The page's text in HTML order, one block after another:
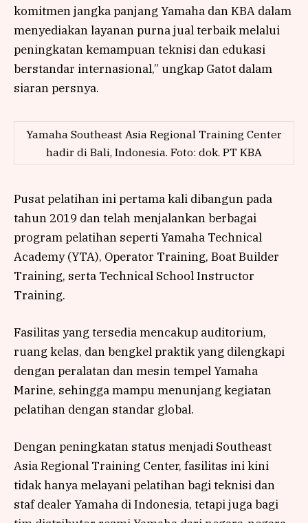
komitmen jangka panjang Yamaha dan KBA dalam
menyediakan layanan purna jual terbaik melalui
peningkatan kemampuan teknisi dan edukasi
berstandar internasional,” ungkap Gatot dalam
siaran persnya.
Yamaha Southeast Asia Regional Training Center
hadir di Bali, Indonesia. Foto: dok. PT KBA
Pusat pelatihan ini pertama kali dibangun pada
tahun 2019 dan telah menjalankan berbagai
program pelatihan seperti Yamaha Technical
Academy (YTA), Operator Training, Boat Builder
Training, serta Technical School Instructor
Training.
Fasilitas yang tersedia mencakup auditorium,
ruang kelas, dan bengkel praktik yang dilengkapi
dengan peralatan dan mesin tempel Yamaha
Marine, sehingga mampu menunjang kegiatan
pelatihan dengan standar global.
Dengan peningkatan status menjadi Southeast
Asia Regional Training Center, fasilitas ini kini
tidak hanya melayani pelatihan bagi teknisi dan
staf dealer Yamaha di Indonesia, tetapi juga bagi